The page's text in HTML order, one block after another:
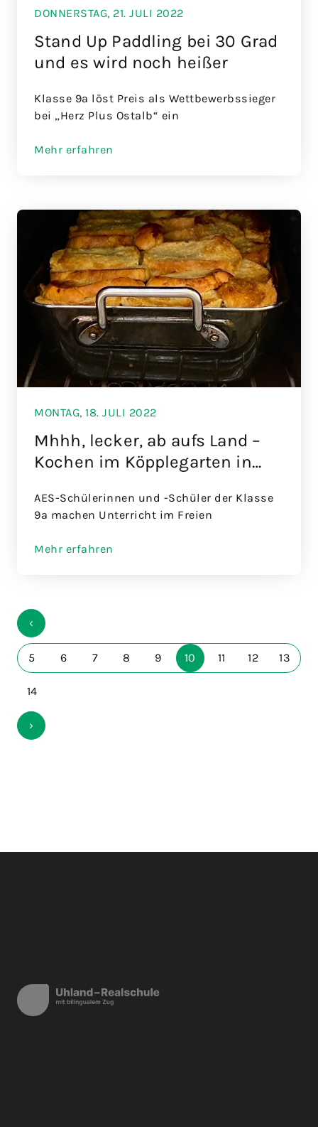
DONNERSTAG, 21. JULI 2022
Stand Up Paddling bei 30 Grad
und es wird noch heißer
Klasse 9a löst Preis als Wettbewerbssieger
bei „Herz Plus Ostalb“ ein
Mehr erfahren
MONTAG, 18. JULI 2022
Mhhh, lecker, ab aufs Land –
Kochen im Köpplegarten in
AES-Schülerinnen und -Schüler der Klasse
9a machen Unterricht im Freien
Mehr erfahren
‹
5 6 7 8 9 10 11 12 13
14
›